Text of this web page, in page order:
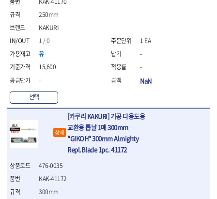
- 방폭드라이버
- 방폭펀치
- 절연포지비트소켓
철공공구
- 핸드볼트커터
- 항공가위
- 클램프
- 망치
- 함마망치
- 도끼
- 판금망치
- 플라스틱망치
- 고무망치
KAKURI
1 / 0
유
15,600
-
선택
250mm
1 EA
-
-
NaN
상세
[카쿠리 KAKURI] 기공 다용도용
교환용 톱날 1매 300mm
"GIKOH" 300mm Almighty
Repl.Blade 1pc. 41172
476-0035
KAK-41172
300mm